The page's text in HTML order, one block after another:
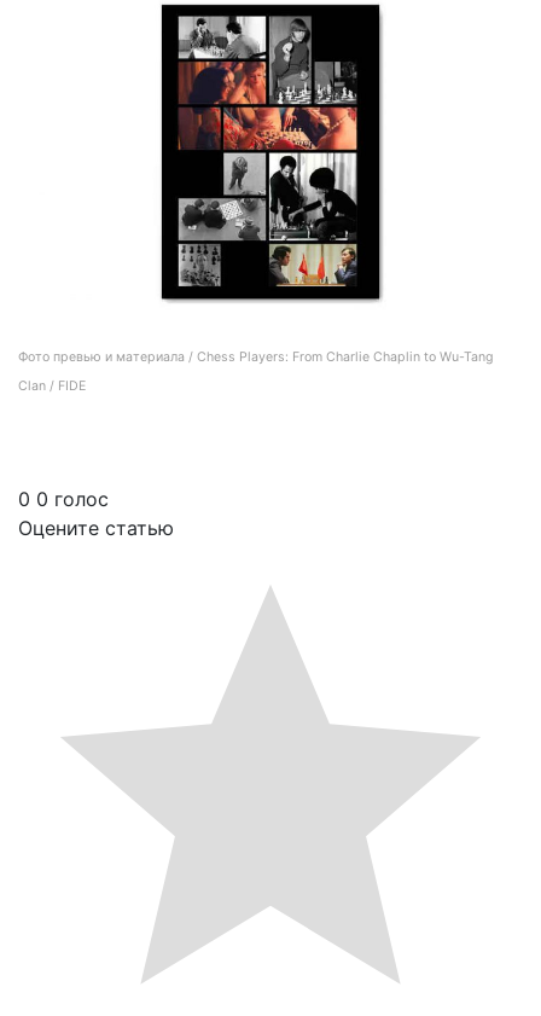
Фото превью и материала / Chess Players: From Charlie Chaplin to Wu-Tang
Clan / FIDE
0 0 голос
Оцените статью